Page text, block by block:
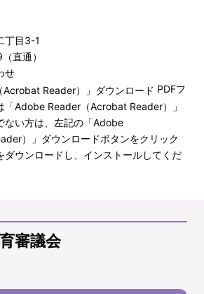
丁目3-1
直通）
せ
PDFフ
「Adobe Reader（Acrobat Reader）」
ない方は、左記の「Adobe
）」ダウンロードボタンをクリック
ダウンロードし、インストールしてくだ
審議会